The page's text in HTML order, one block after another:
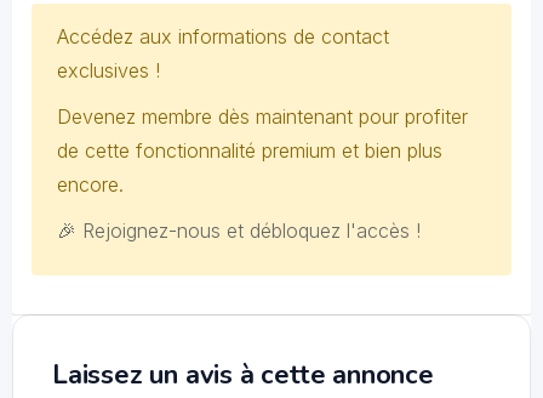
Accédez aux informations de contact
exclusives !
Devenez membre dès maintenant pour profiter
de cette fonctionnalité premium et bien plus
encore.
🎉 Rejoignez-nous et débloquez l'accès !
Laissez un avis à cette annonce